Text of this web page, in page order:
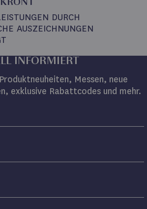
DURCH
AUSZEICHNUNGEN
INFORMIERT
Messen, neue
exklusive Rabattcodes und mehr.